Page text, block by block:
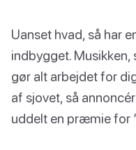
Uanset hvad, så har
indbygget. Musikken,
gør alt arbejdet for
af sjovet, så
uddelt en præmie for